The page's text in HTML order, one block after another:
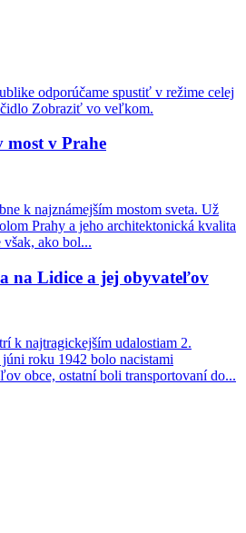
odporúčame spustiť v režime celej
Zobraziť vo veľkom.
most v Prahe
k najznámejším mostom sveta. Už
Prahy a jeho architektonická kvalita
ako bol...
na Lidice a jej obyvateľov
k najtragickejším udalostiam 2.
roku 1942 bolo nacistami
obce, ostatní boli transportovaní do...